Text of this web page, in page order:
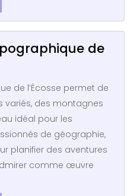
de
de l’Écosse permet de
variés, des montagnes
idéal pour les
de géographie,
planifier des aventures
comme œuvre